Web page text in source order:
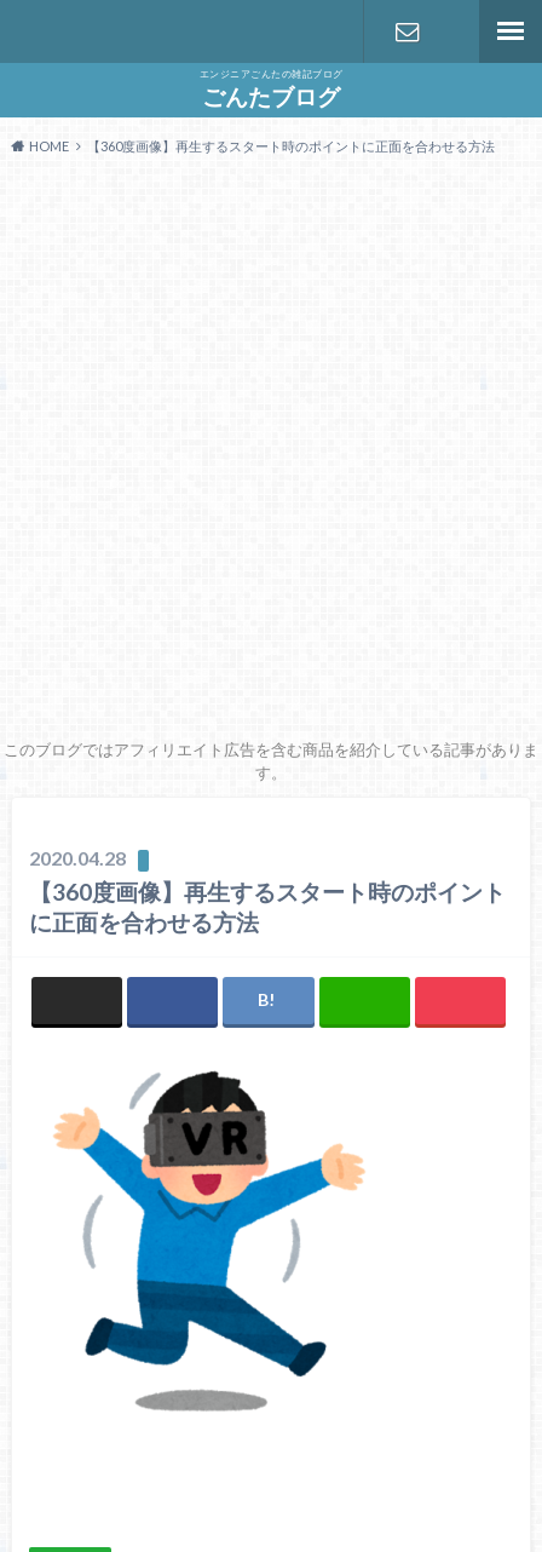
エンジニアごんたの雑記ブログ
ごんたブログ
せ
HOME 【360度画像】再生するスタート時のポイントに正面を合わせる方法
このブログではアフィリエイト広告を含む商品を紹介している記事がありま
す。
2020.04.28
【360度画像】再生するスタート時のポイント
に正面を合わせる方法